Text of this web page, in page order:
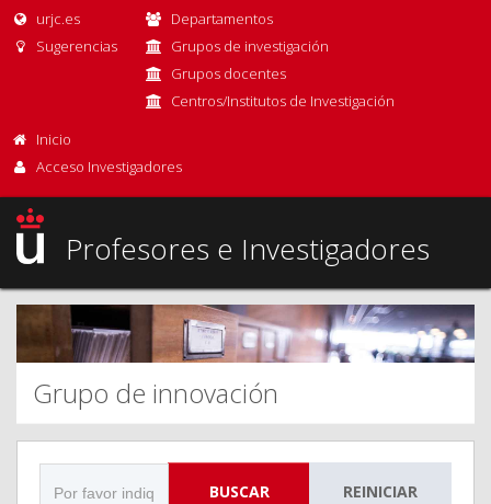
urjc.es
Sugerencias
Departamentos
Grupos de investigación
Grupos docentes
Centros/Institutos de Investigación
Inicio
Acceso Investigadores
Profesores e Investigadores
Grupo de innovación
BUSCAR REINICIAR